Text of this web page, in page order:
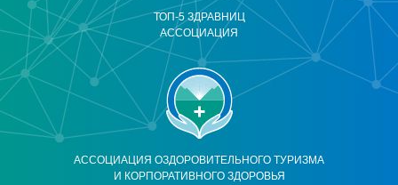
АССОЦИАЦИЯ ОЗДОРОВИТЕЛЬНОГО ТУРИЗМА
И КОРПОРАТИВНОГО ЗДОРОВЬЯ
ТОП-5 ЗДРАВНИЦ
АССОЦИАЦИЯ